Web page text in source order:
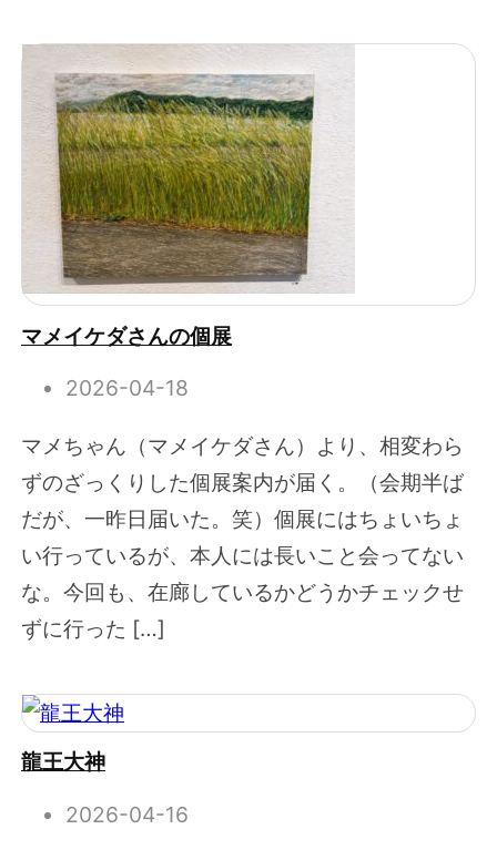
マメイケダさんの個展
2026-04-18
マメちゃん（マメイケダさん）より、相変わら
ずのざっくりした個展案内が届く。（会期半ば
だが、一昨日届いた。笑）個展にはちょいちょ
い行っているが、本人には長いこと会ってない
な。今回も、在廊しているかどうかチェックせ
ずに行った […]
龍王大神
2026-04-16